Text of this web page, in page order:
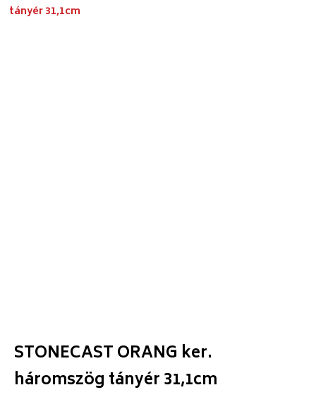
tányér 31,1cm
STONECAST ORANG ker.
háromszög tányér 31,1cm